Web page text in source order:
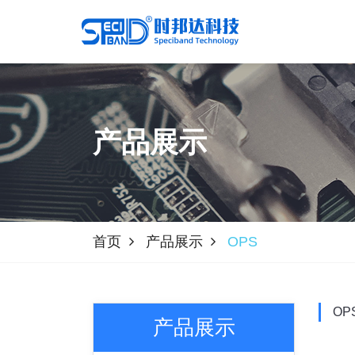
产品展示
首页 产品展示 OPS
产品展示